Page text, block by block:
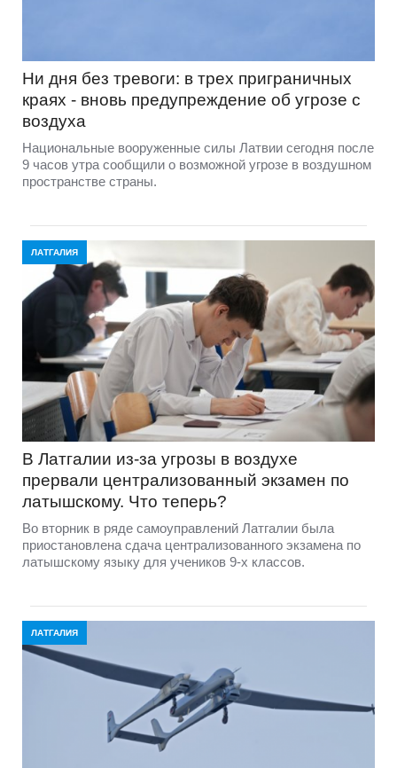
Ни дня без тревоги: в трех приграничных
краях - вновь предупреждение об угрозе с
воздуха
Национальные вооруженные силы Латвии сегодня после
9 часов утра сообщили о возможной угрозе в воздушном
пространстве страны.
ЛАТГАЛИЯ
В Латгалии из-за угрозы в воздухе
прервали централизованный экзамен по
латышскому. Что теперь?
Во вторник в ряде самоуправлений Латгалии была
приостановлена сдача централизованного экзамена по
латышскому языку для учеников 9-х классов.
ЛАТГАЛИЯ